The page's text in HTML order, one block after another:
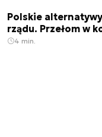
Polskie
rządu. Przełom w
4 min.